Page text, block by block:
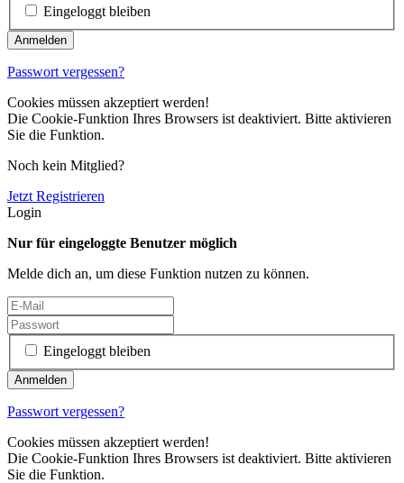
Eingeloggt bleiben
Passwort vergessen?
Cookies müssen akzeptiert werden!
Die Cookie-Funktion Ihres Browsers ist deaktiviert. Bitte aktivieren
Sie die Funktion.
Noch kein Mitglied?
Jetzt Registrieren
Login
Nur für eingeloggte Benutzer möglich
Melde dich an, um diese Funktion nutzen zu können.
Eingeloggt bleiben
Passwort vergessen?
Cookies müssen akzeptiert werden!
Die Cookie-Funktion Ihres Browsers ist deaktiviert. Bitte aktivieren
Sie die Funktion.